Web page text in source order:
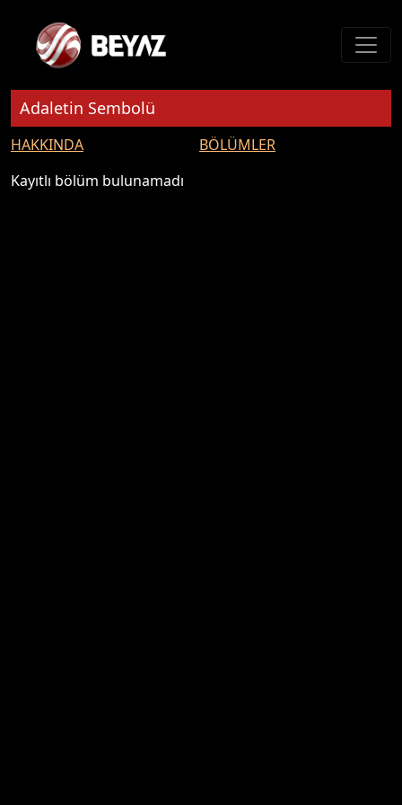
Adaletin Sembolü
HAKKINDA
BÖLÜMLER
Kayıtlı bölüm bulunamadı